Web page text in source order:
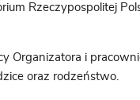
Rzeczypospolitej
Organizatora i
oraz rodzeństwo.